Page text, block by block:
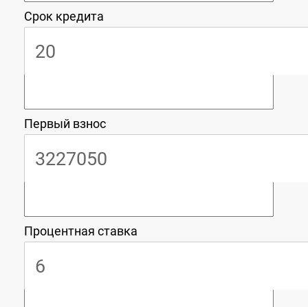
Срок кредита
Первый взнос
Процентная ставка